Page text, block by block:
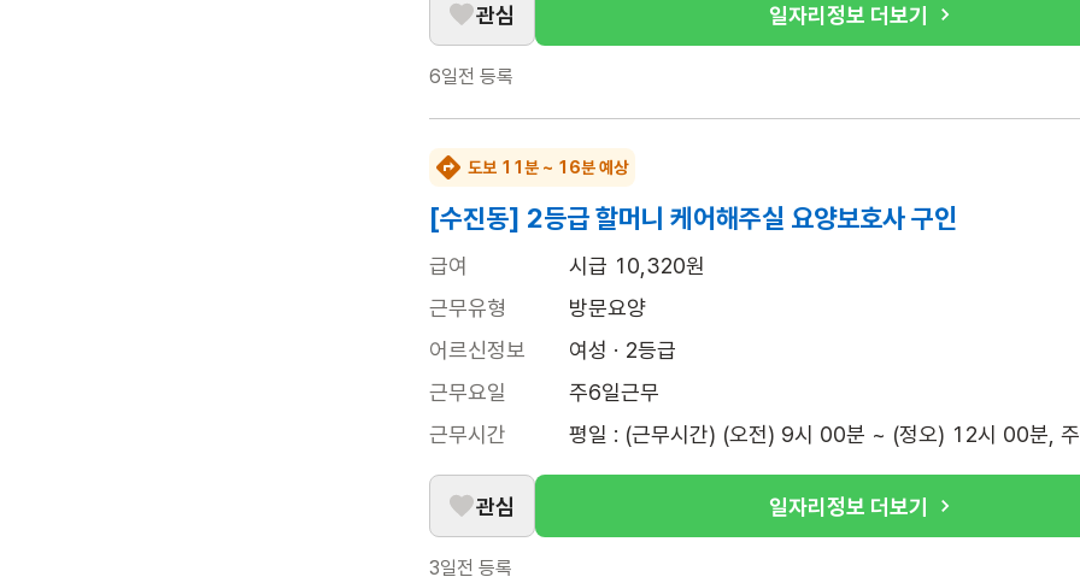
관심 일자리정보 더보기
6일전 등록
도보 11분 ~ 16분 예상
[수진동] 2등급 할머니 케어해주실 요양보호사 구인
급여
시급 10,320원
근무유형
방문요양
어르신정보
여성 · 2등급
근무요일
주6일근무
근무시간
평일 : (근무시간) (오전) 9시 00분 ~ (정오) 12시 00분,
관심 일자리정보 더보기
3일전 등록